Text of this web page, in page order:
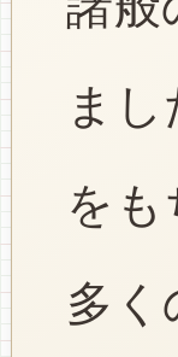
ま
を
多